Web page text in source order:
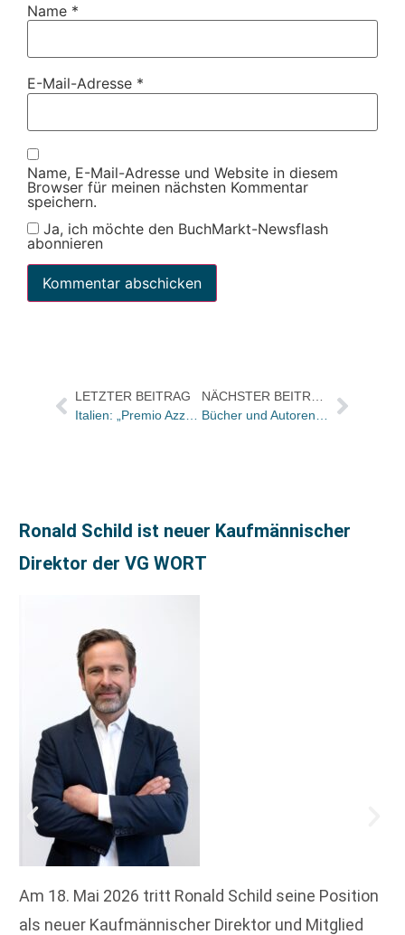
Name *
E-Mail-Adresse *
Name, E-Mail-Adresse und Website in diesem
Browser für meinen nächsten Kommentar
speichern.
Ja, ich möchte den BuchMarkt-Newsflash
abonnieren
LETZTER BEITRAG
Italien: „Premio Azzercagarbugli“ für besten ausländischen Roman geht an Veit Heinichen
NÄCHSTER BEITRAG
Bücher und Autoren heute in den Feuilletons – und: der Kommunismus ist zwar tot, eine neue Marx-Engels-Ausgabe gibt es trotzdem
Ronald Schild ist neuer Kaufmännischer
Direktor der VG WORT
Am 18. Mai 2026 tritt Ronald Schild seine Position
als neuer Kaufmännischer Direktor und Mitglied